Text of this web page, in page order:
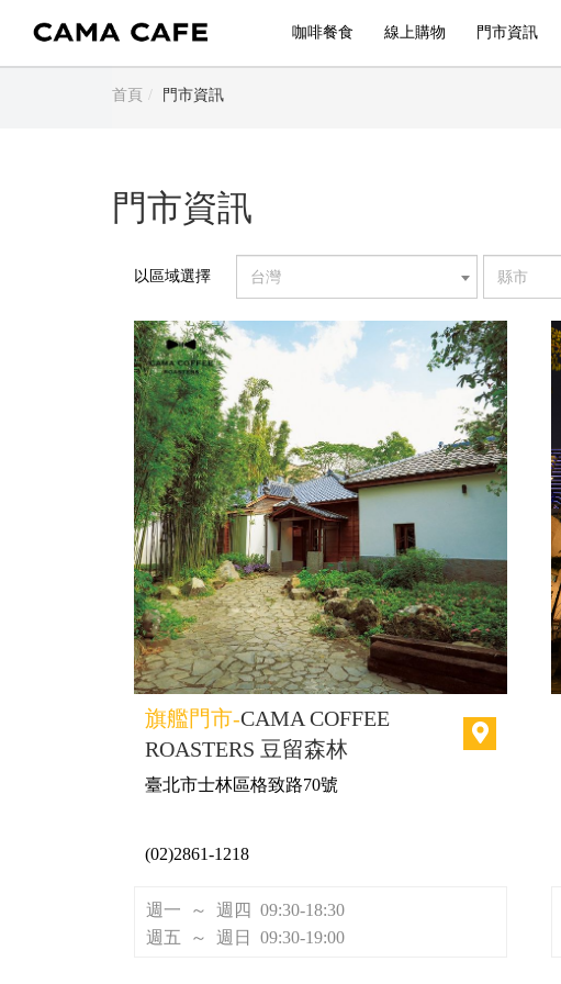
咖啡餐食 線上購物 門市資訊
首頁 門市資訊
門市資訊
以區域選擇 台灣 縣市
旗艦門市-CAMA COFFEE
ROASTERS 豆留森林
臺北市士林區格致路70號
(02)2861-1218
週一 ～ 週四 09:30-18:30
週五 ～ 週日 09:30-19:00